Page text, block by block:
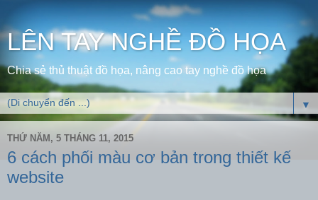
LÊN TAY NGHỀ ĐỒ HỌA
Chia sẻ thủ thuật đồ họa, nâng cao tay nghề đồ họa
▼
THỨ NĂM, 5 THÁNG 11, 2015
6 cách phối màu cơ bản trong thiết kế
website